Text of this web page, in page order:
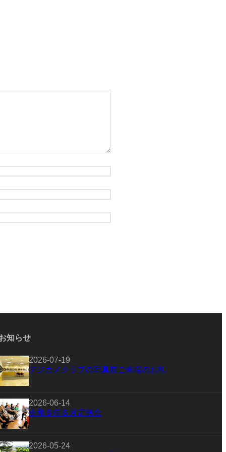
知らせ
2026-07-19
デジカメクラブの写真展ご来場のお礼
2026-06-14
令和８年６月定例会
2026-05-24